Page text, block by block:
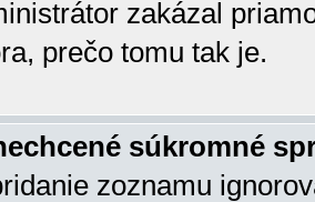
zakázal
prečo tomu tak je.
súkromné
zoznamu